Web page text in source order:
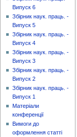
Випуск 6
Збірник наук. праць. -
Випуск 5
Збірник наук. праць. -
Випуск 4
Збірник наук. праць. -
Випуск 3
Збірник наук. праць. -
Випуск 2
Збірник наук. праць. -
Випуск 1
Матеріали
конференції
Вимоги до
оформлення статті